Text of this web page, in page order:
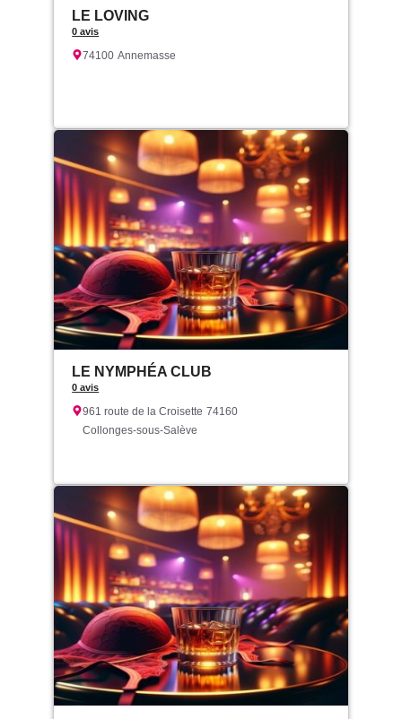
LE LOVING
0 avis
74100 Annemasse
LE NYMPHÉA CLUB
0 avis
961 route de la Croisette 74160
Collonges-sous-Salève